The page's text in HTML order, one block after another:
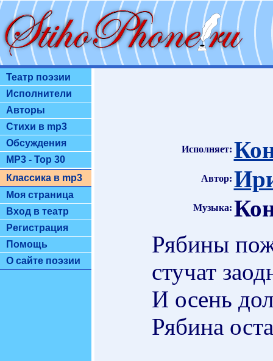
Театр поэзии
Исполнители
Авторы
Стихи в mp3
Обсуждения
MP3 - Top 30
Классика в mp3
Моя страница
Вход в театр
Регистрация
Помощь
О сайте поэзии
Исполняет:
Автор:
Музыка:
Рябины
стучат
И осень
Рябина